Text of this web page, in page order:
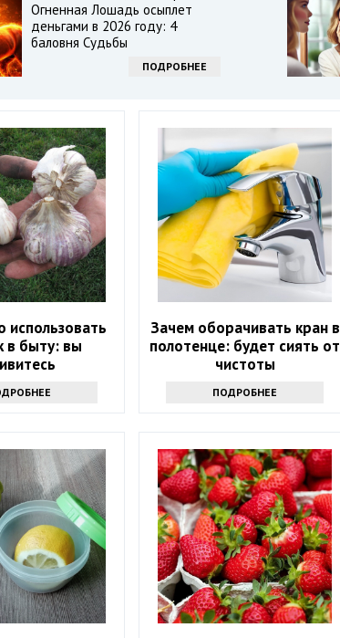
Огненная Лошадь осыплет
деньгами в 2026 году: 4
баловня Судьбы
ПОДРОБНЕЕ
использовать
в быту: вы
Зачем оборачивать кран в
полотенце: будет сиять от
чистоты
ПОДРОБНЕЕ